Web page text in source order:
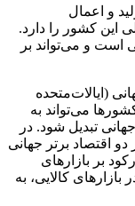
و اعمال
این کشور را دارد.
است و می‌تواند بر
(ایالات‌متحده
می‌تواند به
تبدیل شود. در
اقتصاد برتر جهانی
بر بازارهای
کالایی، به